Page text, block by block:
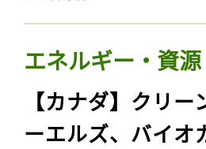
エネルギー・資源
【カナダ】クリ
ーエルズ、バイオ